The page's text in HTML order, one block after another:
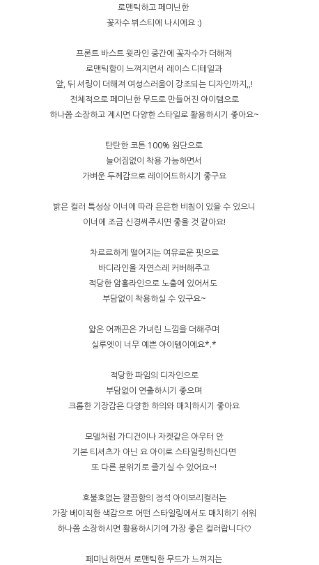
로맨틱하고 페미닌한
꽃자수 뷔스티에 나시에요 :)
프론트 바스트 윗라인 중간에 꽃자수가 더해져
로맨틱함이 느껴지면서 레이스 디테일과
앞, 뒤 셔링이 더해져 여성스러움이 강조되는 디자인까지,,!
전체적으로 페미닌한 무드로 만들어진 아이템으로
하나쯤 소장하고 계시면 다양한 스타일로 활용하시기 좋아요~
탄탄한 코튼 100% 원단으로
늘어짐없이 착용 가능하면서
가벼운 두께감으로 레이어드하시기 좋구요
밝은 컬러 특성상 이너에 따라 은은한 비침이 있을 수 있으니
이너에 조금 신경써주시면 좋을 것 같아요!
차르르하게 떨어지는 여유로운 핏으로
바디라인을 자연스레 커버해주고
적당한 암홀라인으로 노출에 있어서도
부담없이 착용하실 수 있구요~
얇은 어깨끈은 가녀린 느낌을 더해주며
실루엣이 너무 예쁜 아이템이에요*.*
적당한 파임의 디자인으로
부담없이 연출하시기 좋으며
크롭한 기장감은 다양한 하의와 매치하시기 좋아요
모델처럼 가디건이나 자켓같은 아우터 안
기본 티셔츠가 아닌 요 아이로 스타일링하신다면
또 다른 분위기로 즐기실 수 있어요~!
호불호없는 깔끔함의 정석 아이보리컬러는
가장 베이직한 색감으로 어떤 스타일링에서도 매치하기 쉬워
하나쯤 소장하시면 활용하시기에 가장 좋은 컬러랍니다♡
페미닌하면서 로맨틱한 무드가 느껴지는